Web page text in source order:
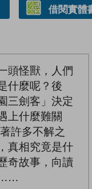
借閱實體
頭怪獸，人們
什麼呢？後
三劍客」決定
上什麼難關
許多不解之
真相究竟是什
奇故事，向讀
……